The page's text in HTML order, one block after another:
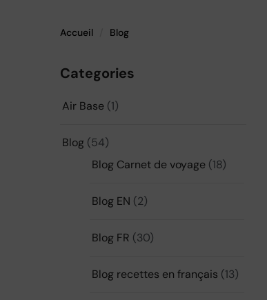
Accueil Blog
Categories
Air Base (1)
Blog (54)
Blog Carnet de voyage (18)
Blog EN (2)
Blog FR (30)
Blog recettes en français (13)